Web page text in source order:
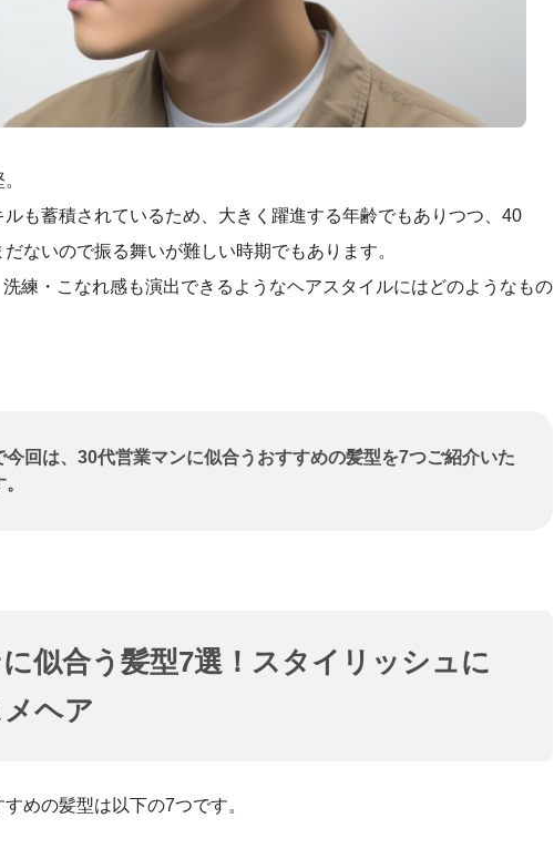
も蓄積されているため、大きく躍進する年齢でもありつつ、40
ないので振る舞いが難しい時期でもあります。
練・こなれ感も演出できるようなヘアスタイルにはどのようなもの
今回は、30代営業マンに似合うおすすめの髪型を7つご紹介いた
似合う髪型7選！スタイリッシュに
ヘア
めの髪型は以下の7つです。